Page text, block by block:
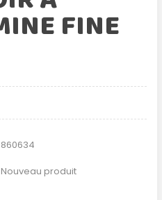
FINE
860634
Nouveau produit